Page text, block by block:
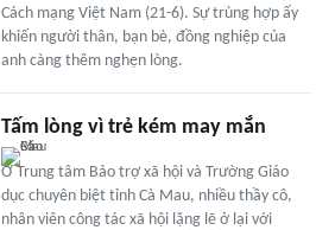
Cách mạng Việt Nam (21-6). Sự trùng hợp ấy
khiến người thân, bạn bè, đồng nghiệp của
anh càng thêm nghẹn lòng.
Tấm lòng vì trẻ kém may mắn
Ở Trung tâm Bảo trợ xã hội và Trường Giáo
dục chuyên biệt tỉnh Cà Mau, nhiều thầy cô,
nhân viên công tác xã hội lặng lẽ ở lại với